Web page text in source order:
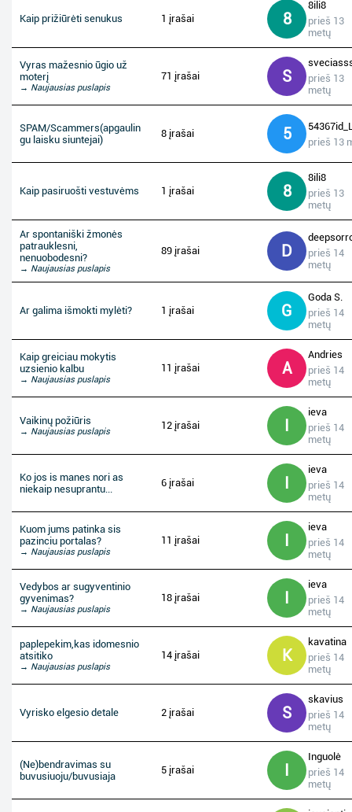
Kaip prižiūrėti senukus 1 įrašai 8
8ili8
prieš 13
metų
Vyras mažesnio ūgio už
moterį
→ Naujausias puslapis
71 įrašai S
prieš 13
metų
SPAM/Scammers(apgaulin
gu laisku siuntejai)
8 įrašai 5
prieš 13
Kaip pasiruošti vestuvėms 1 įrašai 8
8ili8
prieš 13
metų
Ar spontaniški žmonės
patrauklesni,
nenuobodesni?
→ Naujausias puslapis
89 įrašai D
prieš 14
metų
Ar galima išmokti mylėti? 1 įrašai G
Goda S.
prieš 14
metų
Kaip greiciau mokytis
uzsienio kalbu
→ Naujausias puslapis
11 įrašai A
Andries
prieš 14
metų
Vaikinų požiūris
→ Naujausias puslapis
12 įrašai I
ieva
prieš 14
metų
Ko jos is manes nori as
niekaip nesuprantu...
6 įrašai I
ieva
prieš 14
metų
Kuom jums patinka sis
pazinciu portalas?
→ Naujausias puslapis
11 įrašai I
ieva
prieš 14
metų
Vedybos ar sugyventinio
gyvenimas?
→ Naujausias puslapis
18 įrašai I
ieva
prieš 14
metų
paplepekim,kas idomesnio
atsitiko
→ Naujausias puslapis
14 įrašai K
kavatina
prieš 14
metų
Vyrisko elgesio detale 2 įrašai S
skavius
prieš 14
metų
(Ne)bendravimas su
buvusiuoju/buvusiaja
5 įrašai I
Inguolė
prieš 14
metų